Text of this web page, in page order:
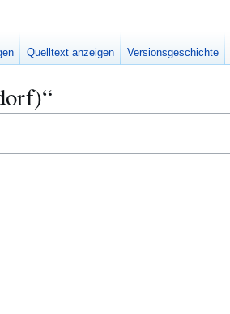
Quelltext anzeigen Versionsgeschichte